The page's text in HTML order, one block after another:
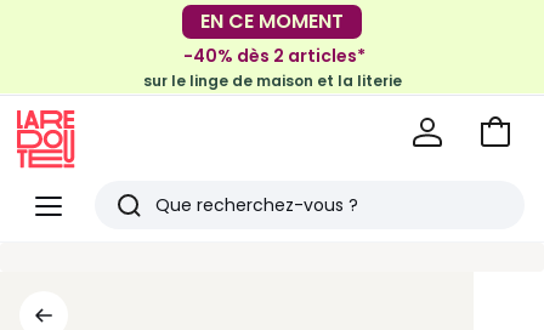
-30€ tous les 100€*
sur le meuble & la déco
EN CE MOMENT
-40% dès 2 articles*
sur le linge de maison et la literie
Menu
Redoute
Rechercher
Voir